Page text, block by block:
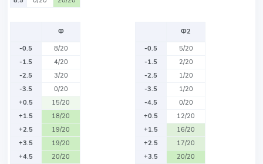
Ф
-0.5
8/20
-1.5
4/20
-2.5
3/20
-3.5
0/20
+0.5
15/20
+1.5
18/20
+2.5
19/20
+3.5
19/20
+4.5
20/20
Ф2
-0.5
5/20
-1.5
2/20
-2.5
1/20
-3.5
1/20
-4.5
0/20
+0.5
12/20
+1.5
16/20
+2.5
17/20
+3.5
20/20